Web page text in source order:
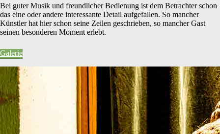
Bei guter Musik und freundlicher Bedienung ist dem Betrachter schon
das eine oder andere interessante Detail aufgefallen. So mancher
Künstler hat hier schon seine Zeilen geschrieben, so mancher Gast
seinen besonderen Moment erlebt.
Galerie